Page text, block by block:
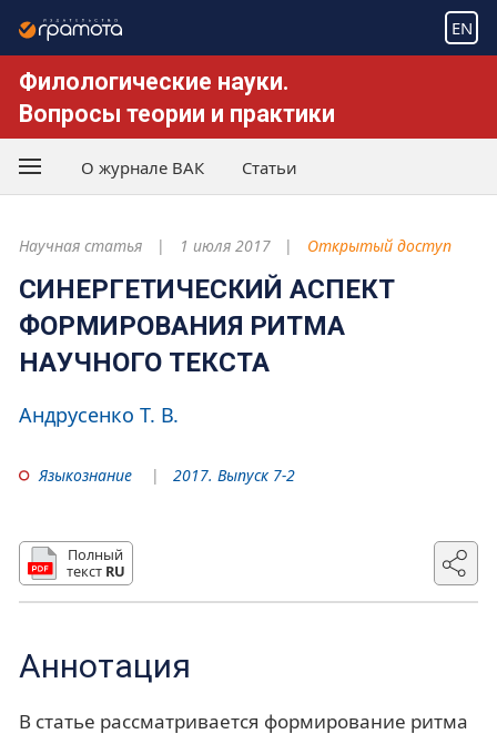
EN
Филологические науки.
Вопросы теории и практики
О журнале ВАК Статьи
Научная статья 1 июля 2017 Открытый доступ
СИНЕРГЕТИЧЕСКИЙ АСПЕКТ
ФОРМИРОВАНИЯ РИТМА
НАУЧНОГО ТЕКСТА
Андрусенко Т. В.
Языкознание 2017. Выпуск 7-2
Полный
текст RU
Аннотация
В статье рассматривается формирование ритма